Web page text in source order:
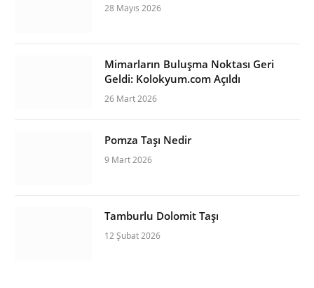
28 Mayıs 2026
Mimarların Buluşma Noktası Geri
Geldi: Kolokyum.com Açıldı
26 Mart 2026
Pomza Taşı Nedir
9 Mart 2026
Tamburlu Dolomit Taşı
12 Şubat 2026